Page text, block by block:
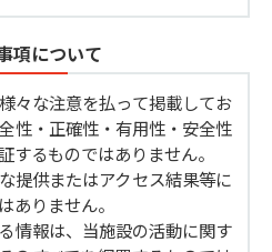
項について
々な注意を払って掲載してお
性・正確性・有用性・安全性
するものではありません。
提供またはアクセス結果等に
ありません。
情報は、当施設の活動に関す